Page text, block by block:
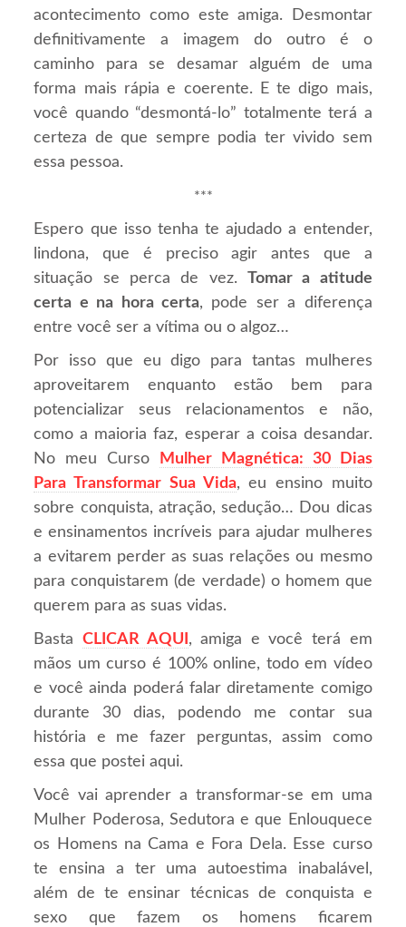
acontecimento como este amiga. Desmontar
definitivamente a imagem do outro é o
caminho para se desamar alguém de uma
forma mais rápia e coerente. E te digo mais,
você quando “desmontá-lo” totalmente terá a
certeza de que sempre podia ter vivido sem
essa pessoa.
***
Espero que isso tenha te ajudado a entender,
lindona, que é preciso agir antes que a
situação se perca de vez. Tomar a atitude
certa e na hora certa, pode ser a diferença
entre você ser a vítima ou o algoz…
Por isso que eu digo para tantas mulheres
aproveitarem enquanto estão bem para
potencializar seus relacionamentos e não,
como a maioria faz, esperar a coisa desandar.
No meu Curso
Mulher Magnética: 30 Dias
Para Transformar Sua Vida, eu ensino muito
sobre conquista, atração, sedução… Dou dicas
e ensinamentos incríveis para ajudar mulheres
a evitarem perder as suas relações ou mesmo
para conquistarem (de verdade) o homem que
querem para as suas vidas.
BastaCLICAR AQUI , amiga e você terá em
mãos um curso é 100% online, todo em vídeo
e você ainda poderá falar diretamente comigo
durante 30 dias, podendo me contar sua
história e me fazer perguntas, assim como
essa que postei aqui.
Você vai aprender a transformar-se em uma
Mulher Poderosa, Sedutora e que Enlouquece
os Homens na Cama e Fora Dela. Esse curso
te ensina a ter uma autoestima inabalável,
além de te ensinar técnicas de conquista e
sexo que fazem os homens ficarem